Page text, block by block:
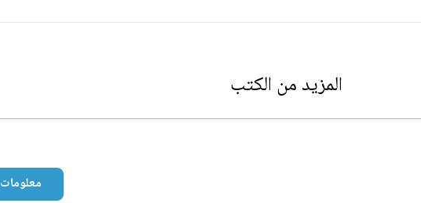
المزيد من الكتب
معلومات